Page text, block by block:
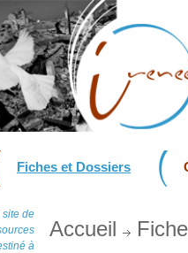
Fiches et Dossiers
site de
à
Accueil